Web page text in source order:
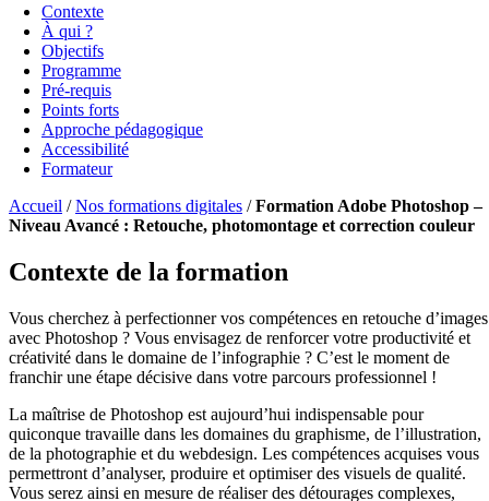
Contexte
À qui ?
Objectifs
Programme
Pré-requis
Points forts
Approche pédagogique
Accessibilité
Formateur
Accueil /Nos formations digitales /Formation Adobe Photoshop –
Niveau Avancé : Retouche, photomontage et correction couleur
Contexte de la formation
Vous cherchez à perfectionner vos compétences en retouche d’images
avec Photoshop ? Vous envisagez de renforcer votre productivité et
créativité dans le domaine de l’infographie ? C’est le moment de
franchir une étape décisive dans votre parcours professionnel !
La maîtrise de Photoshop est aujourd’hui indispensable pour
quiconque travaille dans les domaines du graphisme, de l’illustration,
de la photographie et du webdesign. Les compétences acquises vous
permettront d’analyser, produire et optimiser des visuels de qualité.
Vous serez ainsi en mesure de réaliser des détourages complexes,